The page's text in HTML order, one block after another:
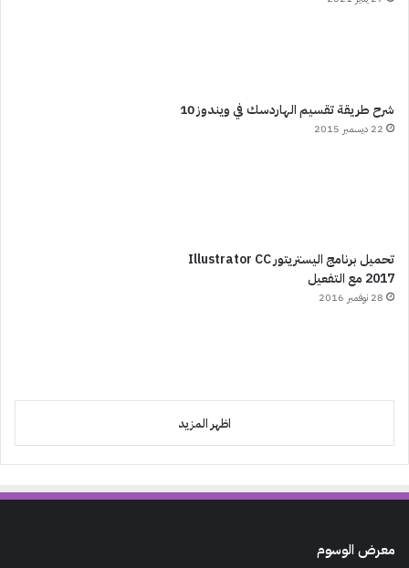
شرح طريقة تقسيم الهاردسك في ويندوز 10
22 ديسمبر 2015
تحميل برنامج اليستريتور Illustrator CC
2017 مع التفعيل
28 نوفمبر 2016
اظهر المزيد
معرض الوسوم